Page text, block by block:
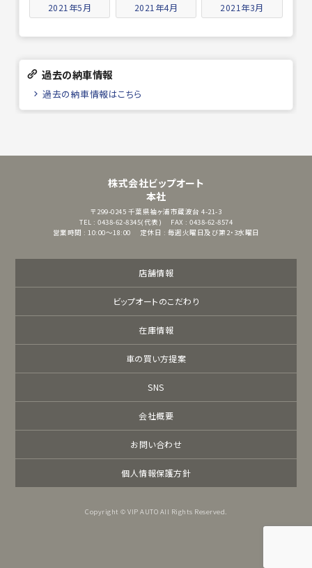
2021年5月 2021年4月 2021年3月
過去の納車情報
過去の納車情報はこちら
株式会社ビップオート
本社
〒299-0245 千葉県袖ヶ浦市蔵波台 4-21-3
TEL : 0438-62-8345(代表)
FAX : 0438-62-8574
営業時間 : 10:00～18:00
定休日 : 毎週火曜日及び第2・3水曜日
店舗情報
ビップオートのこだわり
在庫情報
車の買い方提案
SNS
会社概要
お問い合わせ
個人情報保護方針
Copyright © VIP AUTO All Rights Reserved.